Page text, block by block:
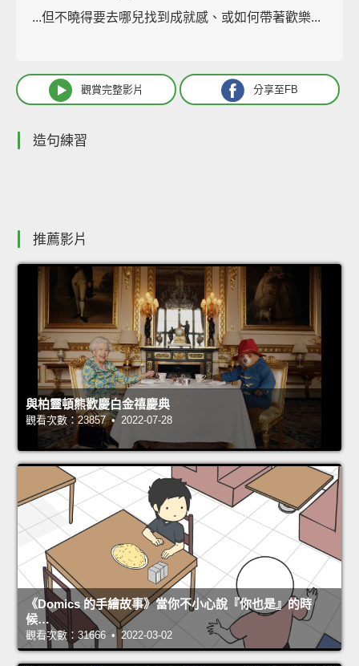
...但不曉得要去哪兒找到成就感、或如何帶著歡樂...
觀賞完整影片 分享至FB
造句練習
推薦影片
與柏靈頓熊歡慶白金禧慶典
觀看次數：23857 • 2022-07-28
《Domics 的手繪故事》當你不小心說『你也是』的時
候…
觀看次數：31666 • 2022-03-02